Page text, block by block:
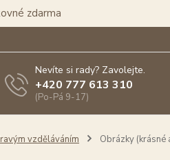
zdarma
Nevíte si rady? Zavolejte.
+420 777 613 310
(Po-Pá 9-17)
vzděláváním Obrázky (krásné